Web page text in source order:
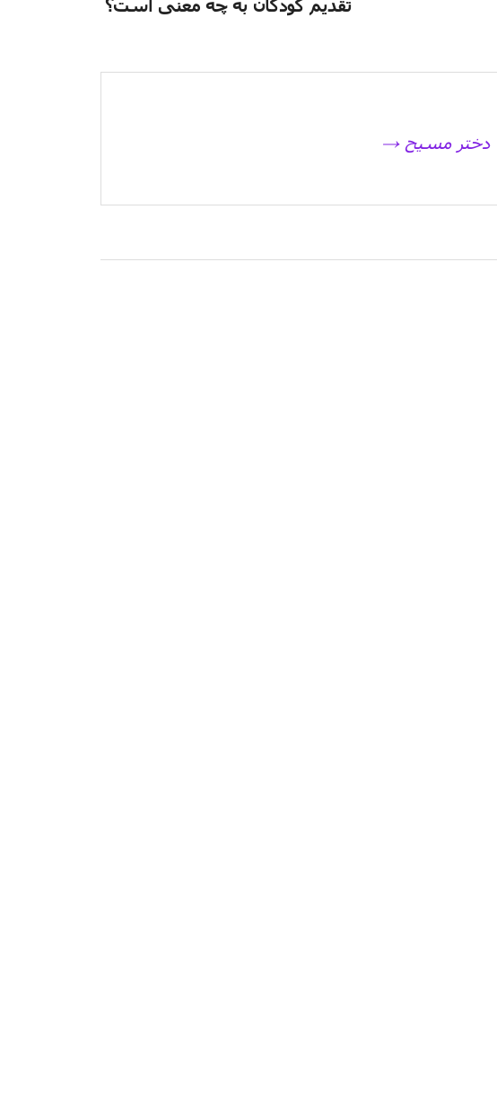
تقدیم کودکان به چه معنی است؟